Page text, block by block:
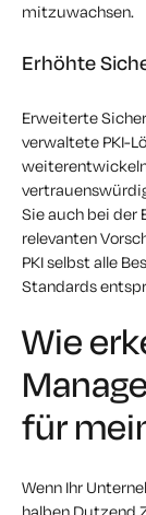
mitzuwachsen.
Erhöhte
Erweiterte
verwaltete PKI-
Sie auch bei der
relevanten
PKI selbst alle
Standards
Wie
für
Wenn Ihr